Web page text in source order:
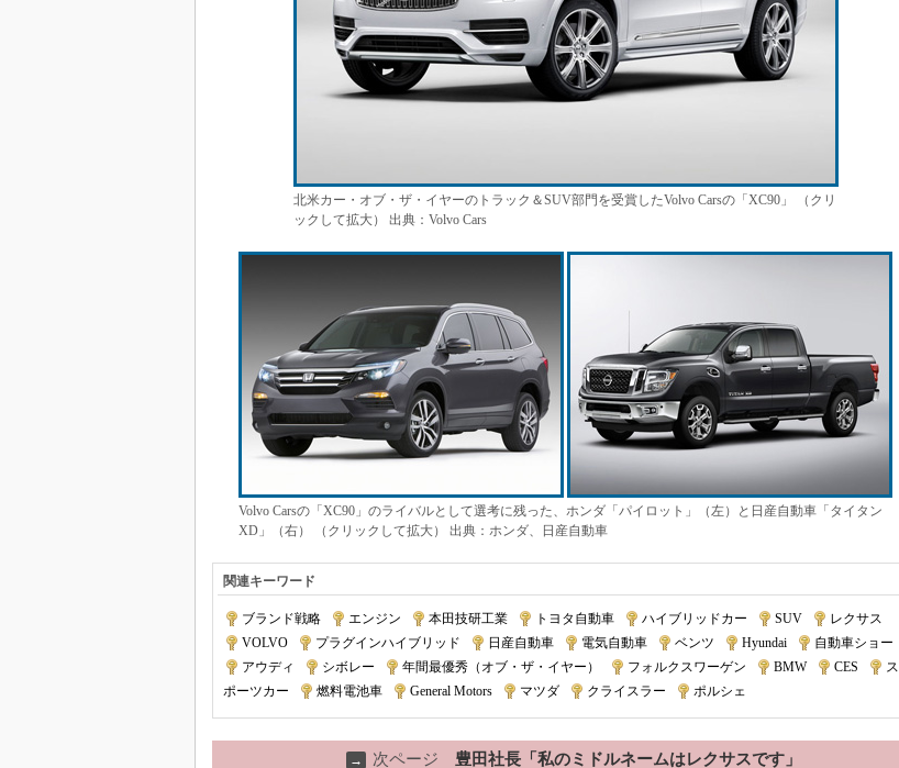
北米カー・オブ・ザ・イヤーのトラック＆SUV部門を受賞したVolvo Carsの「XC90」 （クリ
ックして拡大） 出典：Volvo Cars
Volvo Carsの「XC90」のライバルとして選考に残った、ホンダ「パイロット」（左）と日産自動車「タイタン
XD」（右） （クリックして拡大） 出典：ホンダ、日産自動車
関連キーワード
ブランド戦略 エンジン 本田技研工業 トヨタ自動車 ハイブリッドカー SUV レクサス
VOLVO
プラグインハイブリッド 日産自動車 電気自動車 ベンツ Hyundai 自動車ショー
アウディ
シボレー 年間最優秀（オブ・ザ・イヤー） フォルクスワーゲン BMW| CES
ス
ポーツカー
燃料電池車 General Motors マツダ クライスラー ポルシェ
→ 次ページ 豊田社長「私のミドルネームはレクサスです」